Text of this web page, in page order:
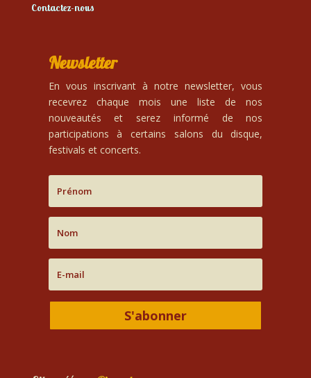
Contactez-nous
Newsletter
En vous inscrivant à notre newsletter, vous
recevrez chaque mois une liste de nos
nouveautés et serez informé de nos
participations à certains salons du disque,
festivals et concerts.
S'abonner